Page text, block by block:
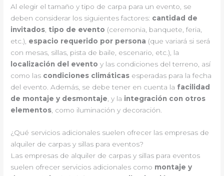
Al elegir el tamaño y tipo de carpa para un evento, se
deben considerar los siguientes factores: cantidad de
invitados tipo de evento (ceremonia, banquete, feria,
etc.), espacio requerido por persona (que variará si será
con mesas, sillas, pista de baile, escenario, etc.), la
localización del evento y las condiciones del terreno, así
como las condiciones climáticas esperadas para la fecha
del evento. Además, se debe tener en cuenta la facilidad
de montaje y desmontaje , y la integración con otros
elementos , como iluminación y decoración.
¿Qué servicios adicionales suelen ofrecer las empresas de
alquiler de carpas y sillas para eventos?
Las empresas de alquiler de carpas y sillas para eventos
suelen ofrecer servicios adicionales como montaje y